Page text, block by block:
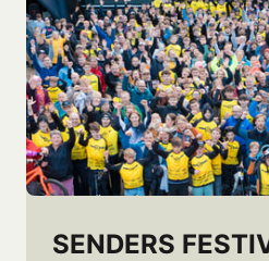
SENDERS